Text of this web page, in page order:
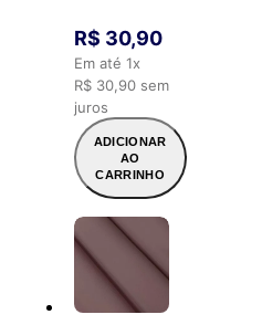
R$ 30,90
Em até 1x
R$ 30,90sem
juros
ADICIONAR
AO
CARRINHO